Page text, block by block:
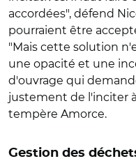
accordées", défend
pourraient être
"Mais cette solution
une opacité et une
d'ouvrage qui
justement de l'inciter
tempère Amorce.
Gestion des